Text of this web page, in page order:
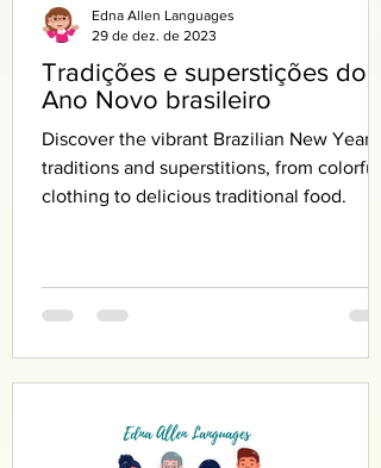
Tradições e superstições do
Ano Novo brasileiro
Discover the vibrant Brazilian New Year’s
traditions and superstitions, from colorful
clothing to delicious traditional food.
Edna Allen Languages
29 de dez. de 2023